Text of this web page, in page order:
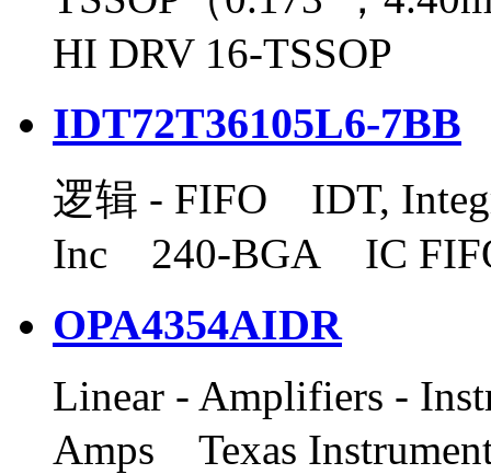
HI DRV 16-TSSOP
IDT72T36105L6-7BB
逻辑 - FIFO IDT,
Inc 240-BGA IC
OPA4354AIDR
Linear - Amplifiers -
Amps Texas